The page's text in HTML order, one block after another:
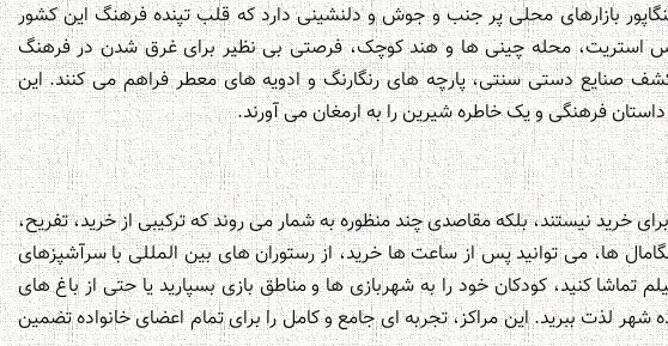
بازارهای محلی پر جنب و جوش و دلنشینی دارد که قلب تپنده فرهنگ این کشور
استریت، محله چینی ها و هند کوچک، فرصتی بی نظیر برای غرق شدن در فرهنگ
صنایع دستی سنتی، پارچه های رنگارنگ و ادویه های معطر فراهم می کنند. این
داستان فرهنگی و یک خاطره شیرین را به ارمغان می آورند.
خرید نیستند، بلکه مقاصدی چند منظوره به شمار می روند که ترکیبی از خرید، تفریح،
ها، می توانید پس از ساعت ها خرید، از رستوران های بین المللی با سرآشپزهای
تماشا کنید، کودکان خود را به شهربازی ها و مناطق بازی بسپارید یا حتی از باغ های
لذت ببرید. این مراکز، تجربه ای جامع و کامل را برای تمام اعضای خانواده تضمین